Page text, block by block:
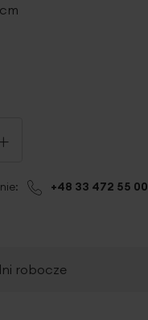
+48 33 472 55 00
robocze